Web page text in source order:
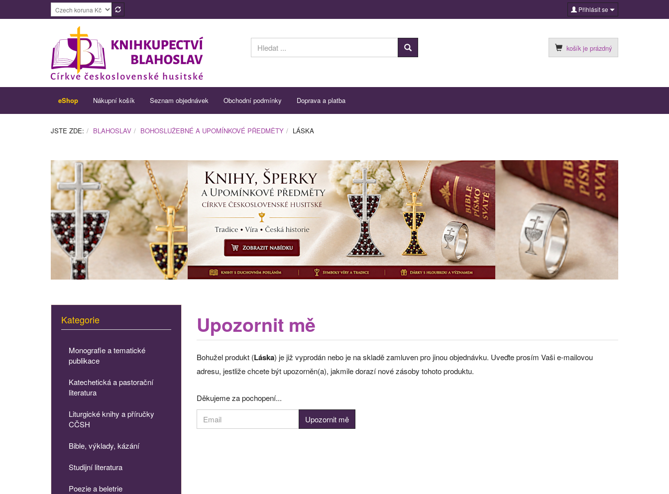
Přihlásit se
košík je prázdný
eShop Nákupní košík Seznam objednávek Obchodní podmínky Doprava a platba
JSTE ZDE: BLAHOSLAV BOHOSLUŽEBNÉ A UPOMÍNKOVÉ PŘEDMĚTY LÁSKA
Upozornit mě
Bohužel produkt (Láska) je již vyprodán nebo je na skladě zamluven pro jinou objednávku. Uveďte prosím Vaši e-mailovou
adresu, jestliže chcete být upozorněn(a), jakmile dorazí nové zásoby tohoto produktu.
Děkujeme za pochopení...
Kategorie
Monografie a tematické
publikace
Katechetická a pastorační
literatura
Liturgické knihy a příručky
CČSH
Bible, výklady, kázání
Studijní literatura
Poezie a beletrie